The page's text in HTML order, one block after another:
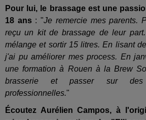
Pour lui, le brassage est une
18 ans: "Je remercie mes parents.
reçu un kit de brassage de leur
mélange et sortir 15 litres. En lisant
j'ai pu améliorer mes process. En
une formation à Rouen à la Brew
brasserie et passer sur des
professionnelles."
Écoutez Aurélien Campos, à